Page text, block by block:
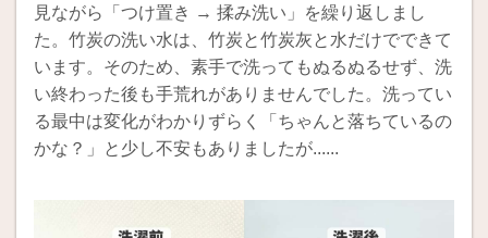
見ながら「つけ置き → 揉み洗い」を繰り返しまし
た。竹炭の洗い水は、竹炭と竹炭灰と水だけでできて
います。そのため、素手で洗ってもぬるぬるせず、洗
い終わった後も手荒れがありませんでした。洗ってい
る最中は変化がわかりずらく「ちゃんと落ちているの
かな？」と少し不安もありましたが......